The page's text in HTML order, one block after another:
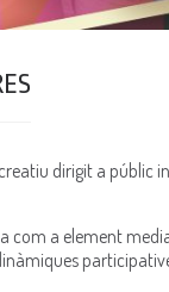
dirigit a
com a element